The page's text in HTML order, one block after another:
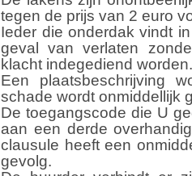
tegen de prijs van 2 euro
Ieder die onderdak vindt
geval van verlaten
klacht indegediend
Een plaatsbeschrijving
schade wordt onmiddellijk
De toegangscode die U
aan een derde
clausule heeft een
gevolg.